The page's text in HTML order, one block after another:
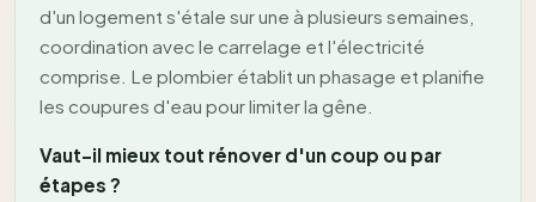
d'un logement s'étale sur une à plusieurs semaines,
coordination avec le carrelage et l'électricité
comprise. Le plombier établit un phasage et planifie
les coupures d'eau pour limiter la gêne.
Vaut-il mieux tout rénover d'un coup ou par
étapes ?